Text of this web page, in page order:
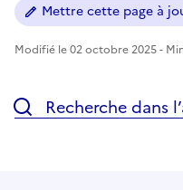
Mettre cette page à
Modifié le 02 octobre 2025 -
Recherche dans